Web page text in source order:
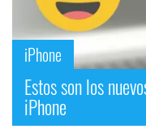
Foros
Contacto
/
Sobre
iPhone
Estos son los
iPhone